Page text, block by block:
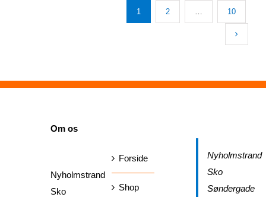
1 2 … 10
Om os
Nyholmstrand
Sko
Forside
Shop
Nyholmstrand
Sko
Søndergade